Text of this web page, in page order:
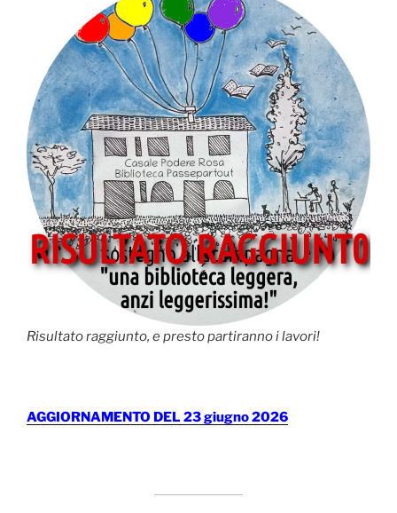
Risultato raggiunto, e presto partiranno i lavori!
AGGIORNAMENTO DEL 23 giugno 2026